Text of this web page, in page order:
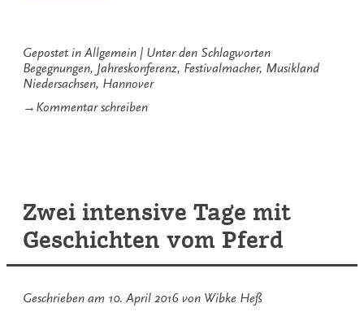
tut…““
Gepostet in Allgemein
Unter den Schlagworten
Begegnungen, Jahreskonferenz, Festivalmacher, Musikland
Niedersachsen, Hannover
→ Kommentar schreibenzu
Zwei intensive Tage mit
Geschichten vom Pferd
Geschrieben am 10. April 2016 von Wibke Heß